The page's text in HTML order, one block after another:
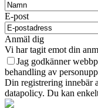
E-post
Anmäl dig
Vi har tagit emot din
Jag godkänner
behandling av
Din registrering innebär
datapolicy. Du kan